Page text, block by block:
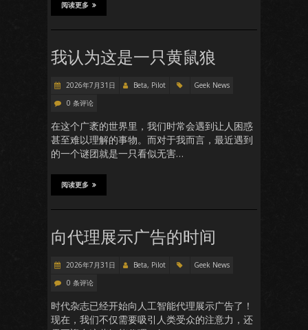
阅读更多
我认为这是一只黄鼠狼
2026年7月31日 Beta, Pilot
Geek News
0 条评论
在这个广袤的世界里，我们时常会遇到让人困惑
甚至难以理解的事物。而对于我而言，最近遇到
的一个谜团就是一只看似无害…
阅读更多
向代理展示广告的时间
2026年7月31日 Beta, Pilot
Geek News
0 条评论
时代杂志已经开始向人工智能代理展示广告了！
现在，我们不仅需要吸引人类受众的注意力，还